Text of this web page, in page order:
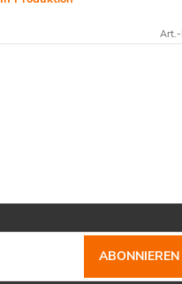
Art.-
ABONNIEREN